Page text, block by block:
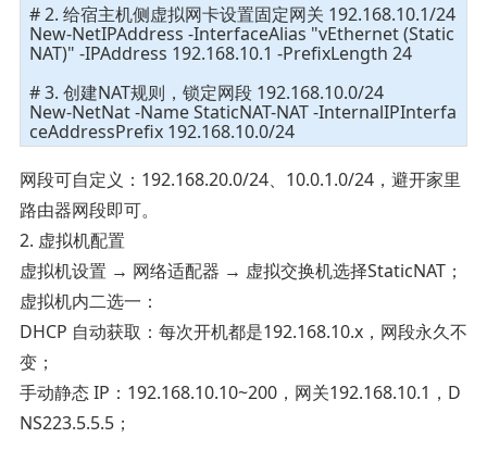
# 2. 给宿主机侧虚拟网卡设置固定网关 192.168.10.1/24
New-NetIPAddress -InterfaceAlias "vEthernet (Static
NAT)" -IPAddress 192.168.10.1 -PrefixLength 24
# 3. 创建NAT规则，锁定网段 192.168.10.0/24
New-NetNat -Name StaticNAT-NAT -InternalIPInterfa
ceAddressPrefix 192.168.10.0/24
网段可自定义：192.168.20.0/24、10.0.1.0/24，避开家里
路由器网段即可。
2. 虚拟机配置
虚拟机设置 → 网络适配器 → 虚拟交换机选择StaticNAT；
虚拟机内二选一：
DHCP 自动获取：每次开机都是192.168.10.x，网段永久不
变；
手动静态 IP：192.168.10.10~200，网关192.168.10.1，D
NS223.5.5.5；